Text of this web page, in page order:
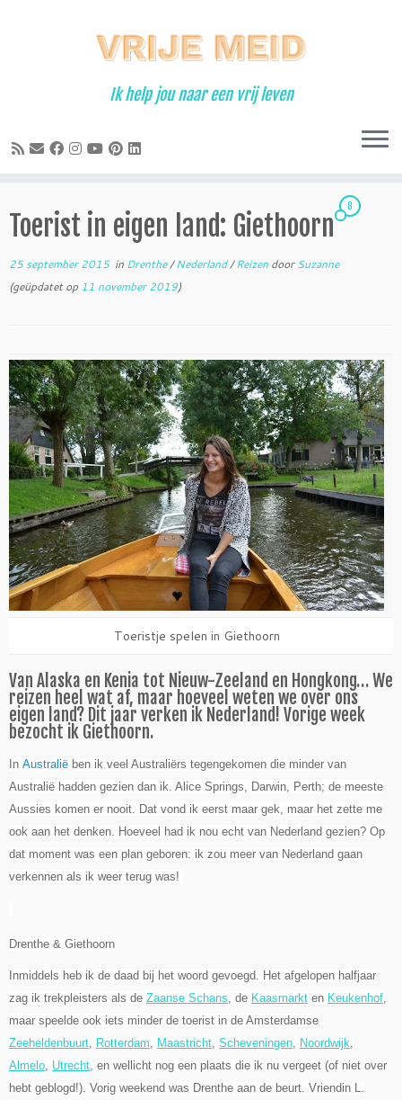
Ik help jou naar een vrij leven
Toerist in eigen land: Giethoorn
8
25 september 2015in Drenthe/Nederland/Reizen doorSuzanne
(geüpdatet op 11 november 2019)
Toeristje spelen in Giethoorn
Van Alaska en Kenia tot Nieuw-Zeeland en Hongkong… We
reizen heel wat af, maar hoeveel weten we over ons
eigen land? Dit jaar verken ik Nederland! Vorige week
bezocht ik Giethoorn.
In Australië ben ik veel Australiërs tegengekomen die minder van
Australië hadden gezien dan ik. Alice Springs, Darwin, Perth; de meeste
Aussies komen er nooit. Dat vond ik eerst maar gek, maar het zette me
ook aan het denken. Hoeveel had ik nou echt van Nederland gezien? Op
dat moment was een plan geboren: ik zou meer van Nederland gaan
verkennen als ik weer terug was!
Drenthe & Giethoorn
Inmiddels heb ik de daad bij het woord gevoegd. Het afgelopen halfjaar
zag ik trekpleisters als de Zaanse Schans , de Kaasmarkt en Keukenhof
maar speelde ook iets minder de toerist in de Amsterdamse
Zeeheldenbuurt
Rotterdam Maastricht Scheveningen Noordwijk
Almelo Utrecht , en wellicht nog een plaats die ik nu vergeet (of niet over
hebt geblogd!). Vorig weekend was Drenthe aan de beurt. Vriendin L.